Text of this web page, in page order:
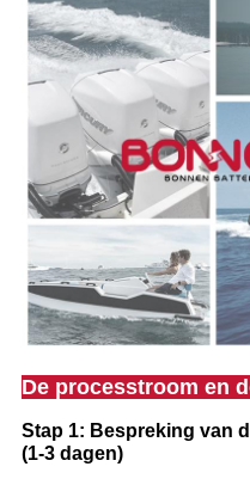
De processtroom en
Stap 1: Bespreking van
(1-3 dagen)